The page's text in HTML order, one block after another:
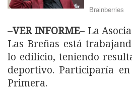
–VER INFORME– La
Las Breñas está
lo edilicio, teniendo
deportivo. Participaría
Primera.